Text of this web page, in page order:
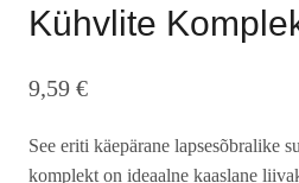
Kühvlite
9,59 €
See eriti käepärane lapsesõbralike
komplekt on ideaalne kaaslane